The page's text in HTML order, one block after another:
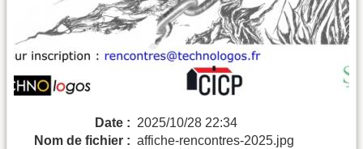
Date : 2025/10/28 22:34
Nom de fichier : affiche-rencontres-2025.jpg